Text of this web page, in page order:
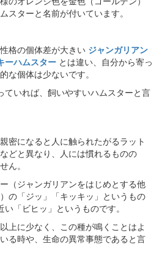
スターと名前が付いています。
格の個体差が大きい ジャンガリアン
ーハムスター とは違い、自分から寄っ
な個体は少ないです。
ていれば、飼いやすいハムスターと言
密になると人に触られたがるラット
どと異なり、人には慣れるものの
ん。
（ジャンガリアンをはじめとする他
の「ジッ」「キッキッ」というもの
い「ビヒッ」というものです。
上に少なく、この種が鳴くことはよ
る時や、生命の異常事態であると言